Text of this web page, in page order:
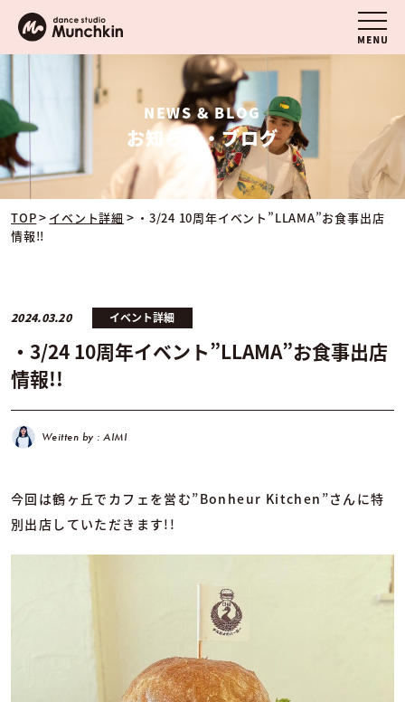
NEWS & BLOG
お知らせ・ブログ
TOP> イベント詳細 > ・3/24 10周年イベント”LLAMA”お食事出店
情報!!
2024.03.20 イベント詳細
・3/24 10周年イベント”LLAMA”お食事出店
情報!!
Weitten by : AIMI
今回は鶴ヶ丘でカフェを営む”Bonheur Kitchen”さんに特
別出店していただきます!!